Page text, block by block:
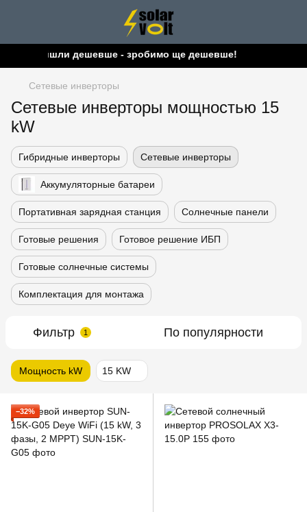
дешевше - зробимо ще дешевше!
Сетевые инверторы
Сетевые инверторы мощностью 15
kW
Гибридные инверторы Сетевые инверторы
Аккумуляторные батареи
Портативная зарядная станция Солнечные панели
Готовые решения Готовое решение ИБП
Готовые солнечные системы
Комплектация для монтажа
Фильтр 1 По популярности
Мощность kW 15 KW
−32%